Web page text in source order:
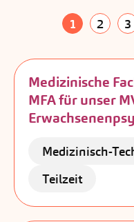
1 2 3
Medizinische
MFA für unser
Medizinisch-
Teilzeit